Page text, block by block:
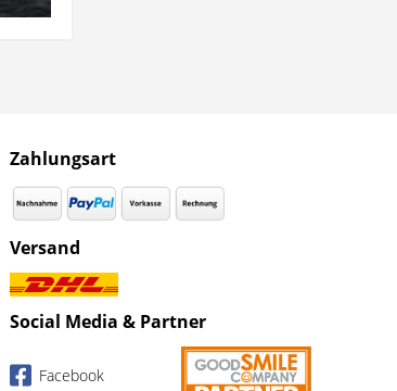
Zahlungsart
Versand
Social Media & Partner
Facebook